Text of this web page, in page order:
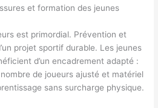
et formation des jeunes
est primordial. Prévention et
projet sportif durable. Les jeunes
d’un encadrement adapté :
de joueurs ajusté et matériel
sans surcharge physique.